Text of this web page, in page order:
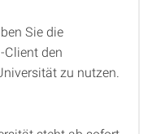
Sie die
Client den
zu nutzen.